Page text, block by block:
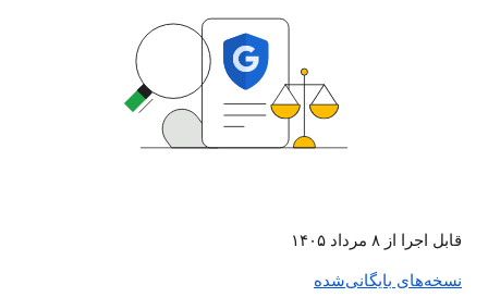
قابل اجرا از ۸ مرداد ۱۴۰۵
نسخه‌های بایگانی‌شده